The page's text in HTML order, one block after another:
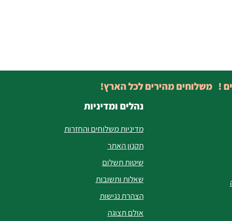
נהלים ומדיניות
מדיניות משלוחים והחזרות
תקנון האתר
שיטות תשלום
שאלות ותשובות
הצהרת נגישות
אולם תצוגה
! משלוחים מהירים לכל הארץ!